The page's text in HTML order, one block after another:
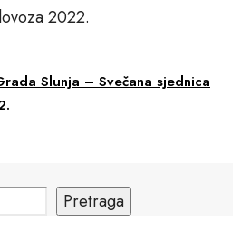
2022.
Slunja – Svečana sjednica
Pretraga